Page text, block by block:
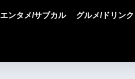
エンタメ/サブカル グルメ/ドリンク